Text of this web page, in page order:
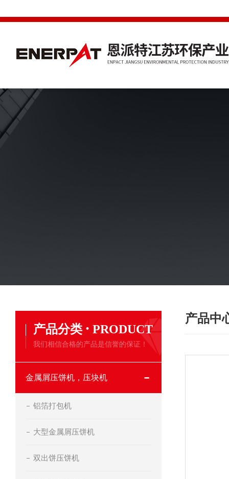
产品分类 · PRODUCT
我们相信合格的产品是信誉的保证！
金属屑压饼机，压块机
铝箔打包机
大型金属屑压饼机
双出饼压饼机
产品中